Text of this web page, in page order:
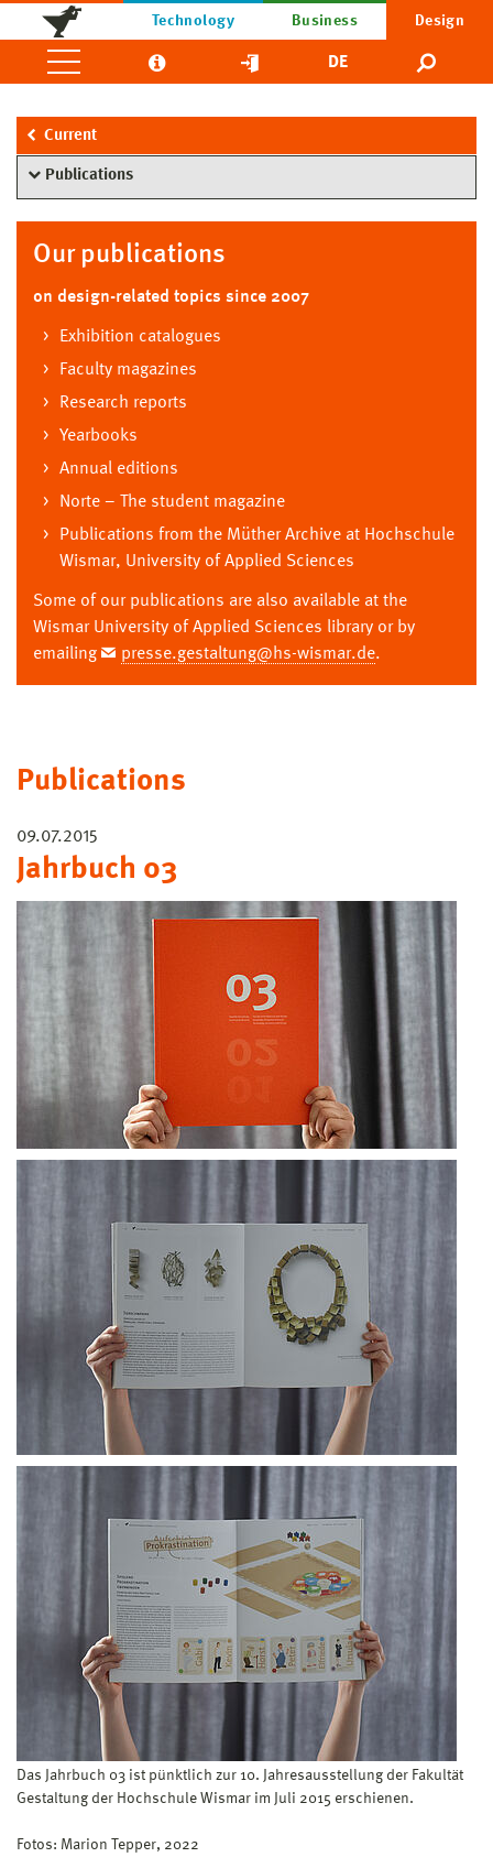
Technology Business Design
DE
Current
Publications
Our publications
on design-related topics since 2007
Exhibition catalogues
Faculty magazines
Research reports
Yearbooks
Annual editions
Norte – The student magazine
Publications from the Müther Archive at Hochschule
Wismar, University of Applied Sciences
Some of our publications are also available at the
Wismar University of Applied Sciences library or by
emailing
presse.gestaltung@hs-wismar.de.
Publications
09.07.2015
Jahrbuch 03
Das Jahrbuch 03 ist pünktlich zur 10. Jahresausstellung der Fakultät
Gestaltung der Hochschule Wismar im Juli 2015 erschienen.
Fotos: Marion Tepper, 2022